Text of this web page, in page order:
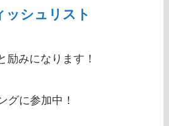
ッシュリスト
励みになります！
グに参加中！